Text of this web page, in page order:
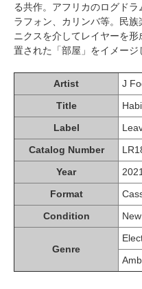
る共作。アフリカのログド
ラフォン、カリンバ等。民
ニクスを介してレイヤーを
置された「部屋」をイメージ
Artist
J
Title
Label
Catalog Number
Year
2021
Format
Condition
New
Genre